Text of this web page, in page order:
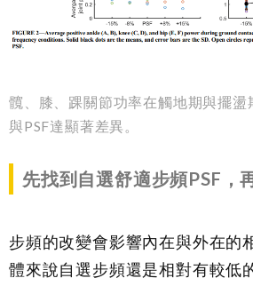
髖、膝、踝關節功率在觸地期與擺
與PSF達顯著差異。
先找到自選舒適步頻PSF，
步頻的改變會影響內在與外在的
體來說自選步頻還是相對有較低